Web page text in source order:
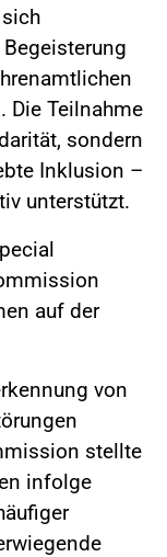
Die Teilnahme
sondern
Inklusion –
unterstützt.
auf der
von
stellte
infolge